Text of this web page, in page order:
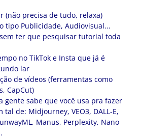
(não precisa de tudo, relaxa)
tipo Publicidade, Audiovisual...
ter que pesquisar tutorial toda
no TikTok e Insta que já é
lar
de vídeos (ferramentas como
CapCut)
gente sabe que você usa pra fazer
de: Midjourney, VEO3, DALL-E,
Manus, Perplexity, Nano